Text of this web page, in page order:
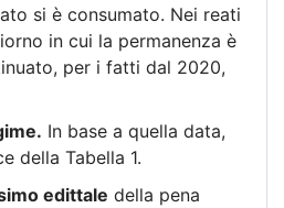
si è consumato. Nei reati
in cui la permanenza è
per i fatti dal 2020,
In base a quella data,
della Tabella 1.
edittale della pena